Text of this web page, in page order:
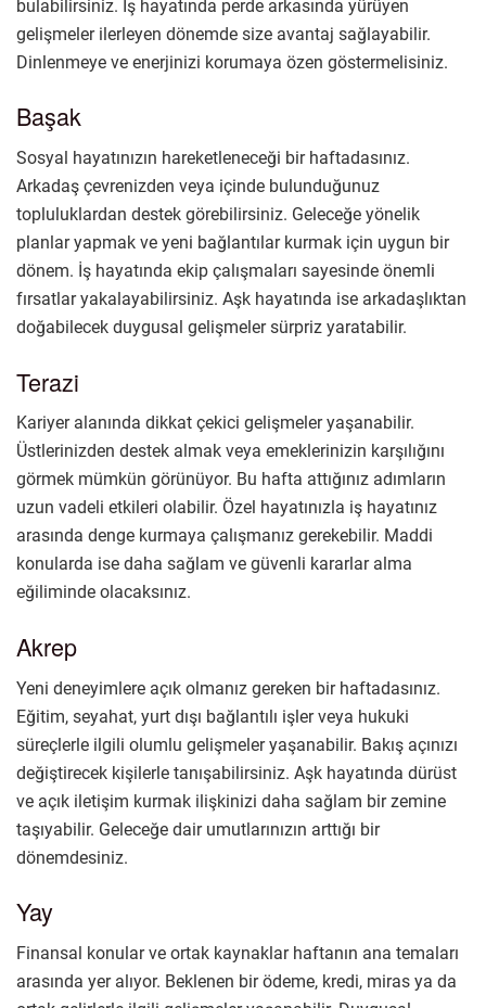
bulabilirsiniz. İş hayatında perde arkasında yürüyen
gelişmeler ilerleyen dönemde size avantaj sağlayabilir.
Dinlenmeye ve enerjinizi korumaya özen göstermelisiniz.
Başak
Sosyal hayatınızın hareketleneceği bir haftadasınız.
Arkadaş çevrenizden veya içinde bulunduğunuz
topluluklardan destek görebilirsiniz. Geleceğe yönelik
planlar yapmak ve yeni bağlantılar kurmak için uygun bir
dönem. İş hayatında ekip çalışmaları sayesinde önemli
fırsatlar yakalayabilirsiniz. Aşk hayatında ise arkadaşlıktan
doğabilecek duygusal gelişmeler sürpriz yaratabilir.
Terazi
Kariyer alanında dikkat çekici gelişmeler yaşanabilir.
Üstlerinizden destek almak veya emeklerinizin karşılığını
görmek mümkün görünüyor. Bu hafta attığınız adımların
uzun vadeli etkileri olabilir. Özel hayatınızla iş hayatınız
arasında denge kurmaya çalışmanız gerekebilir. Maddi
konularda ise daha sağlam ve güvenli kararlar alma
eğiliminde olacaksınız.
Akrep
Yeni deneyimlere açık olmanız gereken bir haftadasınız.
Eğitim, seyahat, yurt dışı bağlantılı işler veya hukuki
süreçlerle ilgili olumlu gelişmeler yaşanabilir. Bakış açınızı
değiştirecek kişilerle tanışabilirsiniz. Aşk hayatında dürüst
ve açık iletişim kurmak ilişkinizi daha sağlam bir zemine
taşıyabilir. Geleceğe dair umutlarınızın arttığı bir
dönemdesiniz.
Yay
Finansal konular ve ortak kaynaklar haftanın ana temaları
arasında yer alıyor. Beklenen bir ödeme, kredi, miras ya da